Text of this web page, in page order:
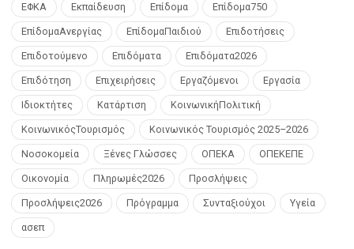
ΕΦΚΑ Εκπαίδευση Επίδομα Επίδομα750
ΕπίδομαΑνεργίας ΕπίδομαΠαιδιού Επιδοτήσεις
Επιδοτούμενο Επιδόματα Επιδόματα2026
Επιδότηση Επιχειρήσεις Εργαζόμενοι Εργασία
Ιδιοκτήτες Κατάρτιση ΚοινωνικήΠολιτική
ΚοινωνικόςΤουρισμός Κοινωνικός Τουρισμός 2025–2026
Νοσοκομεία Ξένες Γλώσσες ΟΠΕΚΑ ΟΠΕΚΕΠΕ
Οικονομία Πληρωμές2026 Προσλήψεις
Προσλήψεις2026 Πρόγραμμα Συνταξιούχοι Υγεία
ασεπ